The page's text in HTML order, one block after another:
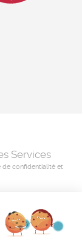
Services
de confidentialité et